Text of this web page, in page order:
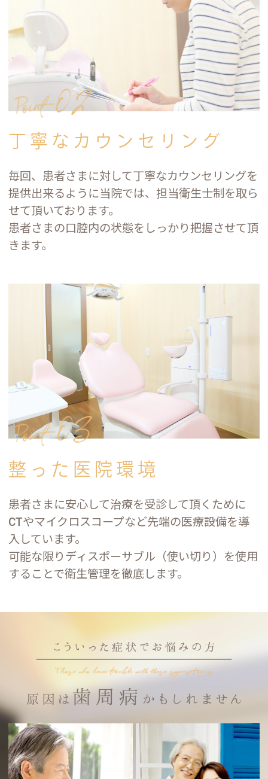
丁寧なカウンセリング
毎回、患者さまに対して丁寧なカウンセリングを
提供出来るように当院では、担当衛生士制を取ら
せて頂いております。
患者さまの口腔内の状態をしっかり把握させて頂
きます。
整った医院環境
患者さまに安心して治療を受診して頂くために
CTやマイクロスコープなど先端の医療設備を導
入しています。
可能な限りディスポーサブル（使い切り）を使用
することで衛生管理を徹底します。